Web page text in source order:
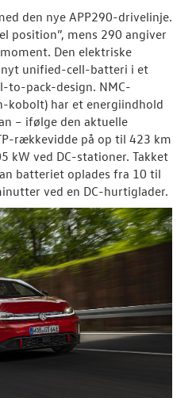
den nye APP290-drivelinje.
position”, mens 290 angiver
Den elektriske
unified-cell-batteri i et
to-pack-design. NMC-
kobolt) har et energiindhold
– ifølge den aktuelle
rækkevidde på op til 423 km
kW ved DC-stationer. Takket
batteriet oplades fra 10 til
ved en DC-hurtiglader.